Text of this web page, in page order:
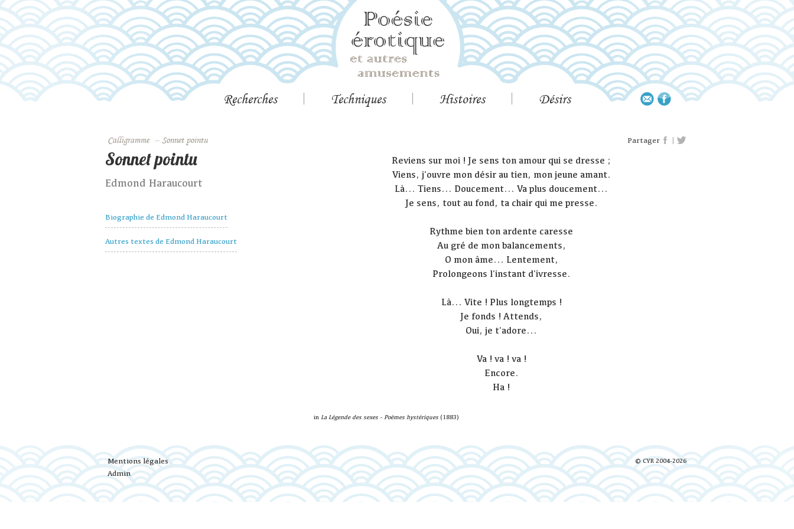
Recherches Techniques Histoires Désirs
Calligramme – Sonnet pointu Partager |
Sonnet pointu
Edmond Haraucourt
Biographie de Edmond Haraucourt
Autres textes de Edmond Haraucourt
Reviens sur moi ! Je sens ton amour qui se dresse ;
Viens, j'ouvre mon désir au tien, mon jeune amant.
Là... Tiens... Doucement... Va plus doucement...
Je sens, tout au fond, ta chair qui me presse.
Rythme bien ton ardente caresse
Au gré de mon balancements,
O mon âme... Lentement,
Prolongeons l'instant d'ivresse.
Là... Vite ! Plus longtemps !
Je fonds ! Attends,
Oui, je t'adore...
Va ! va ! va !
Encore.
Ha !
in La Légende des sexes - Poèmes hystériques (1883)
© CYR 2004-2026
Mentions légales
Admin